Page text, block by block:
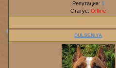
Репутация: 1
Статус:Offline
DULSENIYA